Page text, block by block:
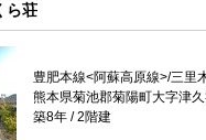
ら荘
豊肥本線<阿蘇高原線>/三里
熊本県菊池郡菊陽町大字津
築8年
2階建